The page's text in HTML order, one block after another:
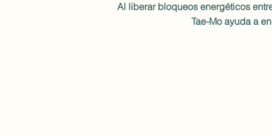
Al liberar bloqueos energéticos
Tae-Mo ayuda a